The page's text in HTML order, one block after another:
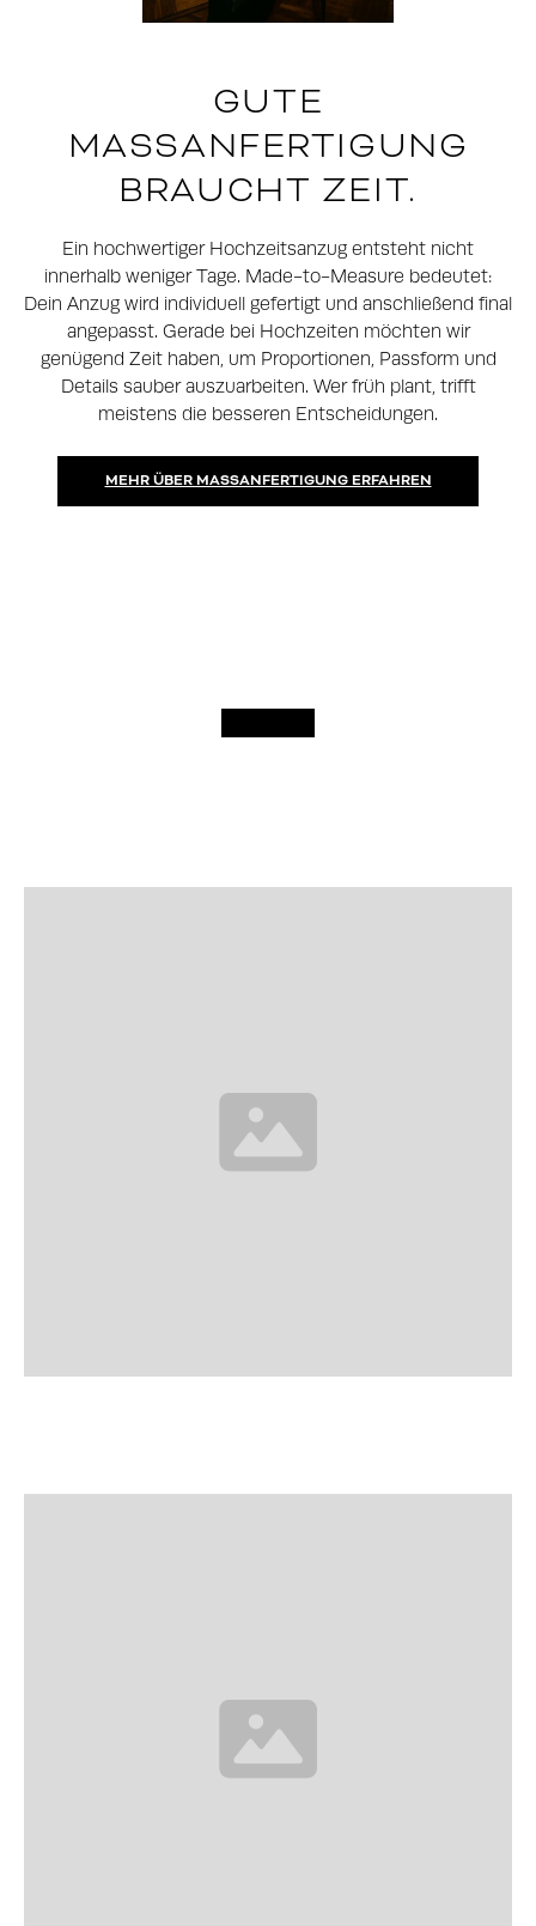
GUTE
MASSANFERTIGUNG B
RAUCHT ZEIT.
Ein hochwertiger Hochzeitsanzug entsteht nicht
innerhalb weniger Tage. Made-to-Measure bedeutet:
Dein Anzug wird individuell gefertigt und anschließend final
angepasst. Gerade bei Hochzeiten möchten wir
genügend Zeit haben, um Proportionen, Passform und
Details sauber auszuarbeiten. Wer früh plant, trifft
meistens die besseren Entscheidungen.
MEHR ÜBER MASSANFERTIGUNG ERFAHREN